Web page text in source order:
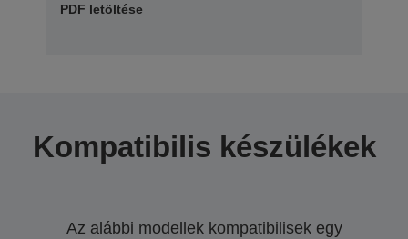
PDF letöltése
Kompatibilis készülékek
Az alábbi modellek kompatibilisek egy